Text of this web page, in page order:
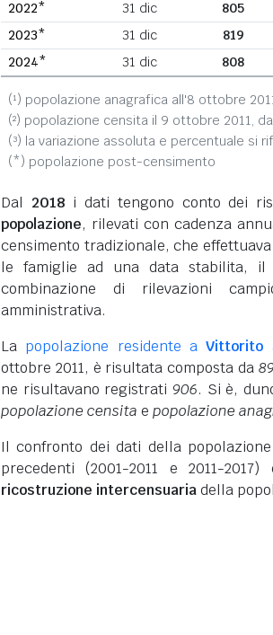
2022*
31 dic 805
2023*
31 dic 819
2024*
31 dic 808
(¹) popolazione anagrafica all'8 ottobre
(²) popolazione censita il 9 ottobre 2011,
(³) la variazione assoluta e percentuale si
(*) popolazione post-censimento
Dal 2018 i dati tengono conto dei
popolazione, rilevati con cadenza
censimento tradizionale, che
le famiglie ad una data stabilita, il
combinazione di rilevazioni
amministrativa.
La popolazione residente aVittorito
ottobre 2011, è risultata composta da
ne risultavano registrati 906. Si è,
popolazione censita e popolazione
Il confronto dei dati della
precedenti (2001-2011 e 2011-
ricostruzione intercensuariadella